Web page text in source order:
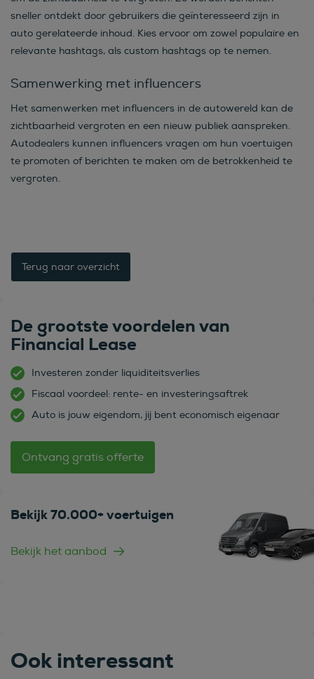
sneller ontdekt door gebruikers die geïnteresseerd zijn in
auto gerelateerde inhoud. Kies ervoor om zowel populaire en
relevante hashtags, als custom hashtags op te nemen.
Samenwerking met influencers
Het samenwerken met influencers in de autowereld kan de
zichtbaarheid vergroten en een nieuw publiek aanspreken.
Autodealers kunnen influencers vragen om hun voertuigen
te promoten of berichten te maken om de betrokkenheid te
vergroten.
Terug naar overzicht
De grootste voordelen van
Financial Lease
Investeren zonder liquiditeitsverlies
Fiscaal voordeel: rente- en investeringsaftrek
Auto is jouw eigendom, jij bent economisch eigenaar
Ontvang gratis offerte
Bekijk 70.000+ voertuigen
Bekijk het aanbod
Ook interessant